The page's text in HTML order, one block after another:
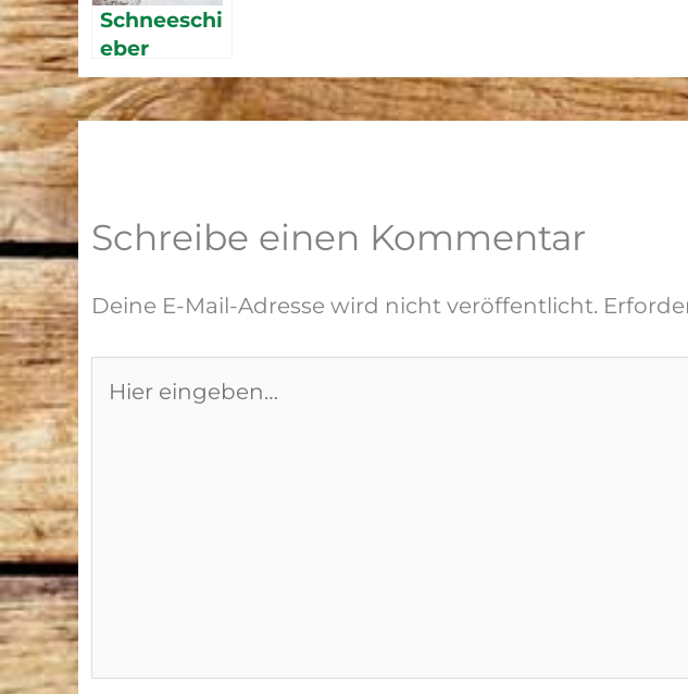
Schneeschi
eber
Schreibe einen Kommentar
Deine E-Mail-Adresse wird nicht veröffentlicht.
eingeben…